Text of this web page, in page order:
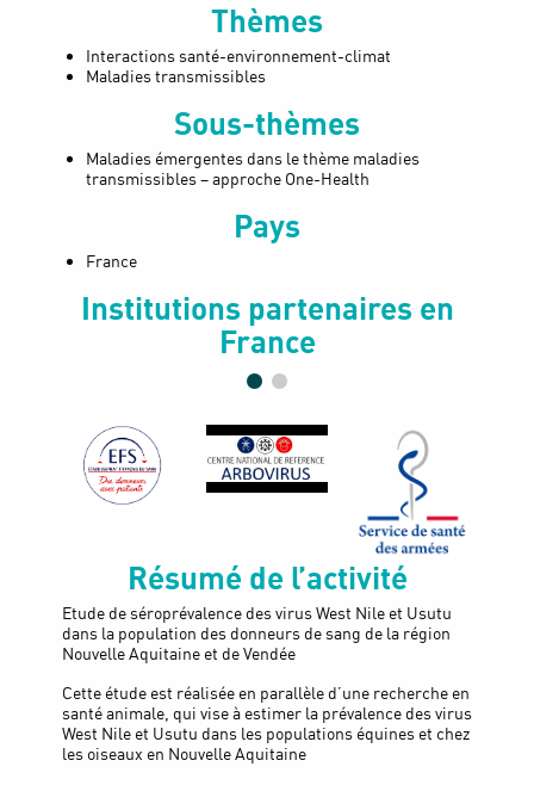
Thèmes
Interactions santé-environnement-climat
Maladies transmissibles
Sous-thèmes
Maladies émergentes dans le thème maladies
transmissibles – approche One-Health
Pays
France
Institutions partenaires en
France
Résumé de l’activité
Etude de séroprévalence des virus West Nile et Usutu
dans la population des donneurs de sang de la région
Nouvelle Aquitaine et de Vendée
Cette étude est réalisée en parallèle d’une recherche en
santé animale, qui vise à estimer la prévalence des virus
West Nile et Usutu dans les populations équines et chez
les oiseaux en Nouvelle Aquitaine